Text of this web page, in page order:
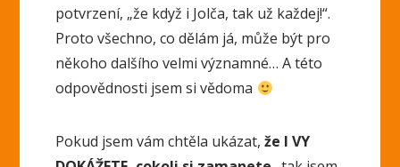
potvrzení, „že když i Jolča, tak už každej!“.
Proto všechno, co dělám já, může být pro
někoho dalšího velmi významné… A této
odpovědnosti jsem si vědoma
Pokud jsem vám chtěla ukázat,že I VY